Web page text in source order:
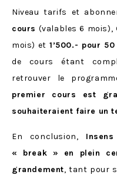
Niveau tarifs et
cours (valables 6 mois),
mois) et 1’500.- pour
de cours étant
retrouver le
premier cours est
souhaiteraient faire un
En conclusion,
« break » en plein
grandement, tant pour